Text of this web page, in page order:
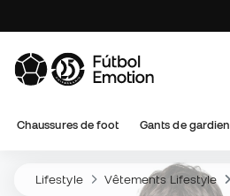
Chaussures de foot Gants de gardien
Lifestyle Vêtements Lifestyle